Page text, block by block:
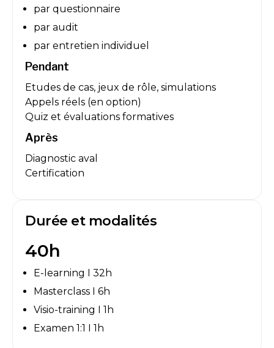
par questionnaire
par audit
par entretien individuel
Pendant
Etudes de cas, jeux de rôle, simulations
Appels réels (en option)
Quiz et évaluations formatives
Après
Diagnostic aval
Certification
Durée et modalités
40h
E-learning I 32h
Masterclass I 6h
Visio-training I 1h
Examen 1:1 I 1h